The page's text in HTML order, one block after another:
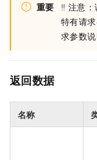
重要 ‼️ 注意：
特有请
求参数
返回数据
名称